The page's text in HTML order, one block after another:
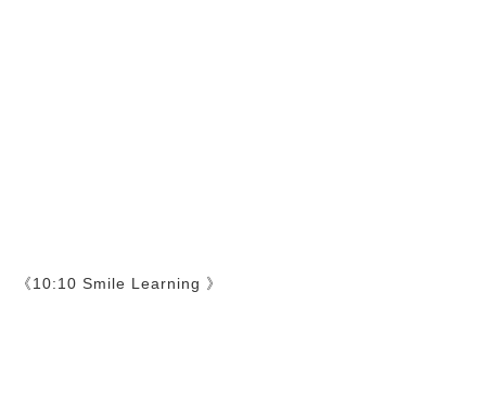
《10:10 Smile Learning 》